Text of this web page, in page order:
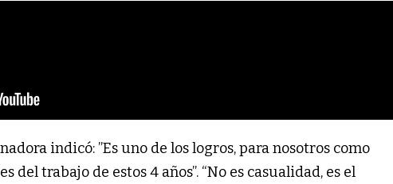
indicó: ”Es uno de los logros, para nosotros como
del trabajo de estos 4 años”. “No es casualidad, es el